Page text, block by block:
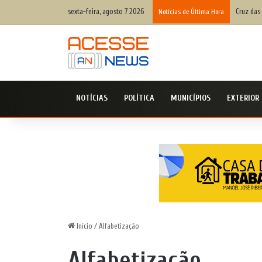
sexta-feira, agosto 7 2026 Notícias de Última Hora Cruz
NOTÍCIAS POLÍTICA MUNICÍPIOS EXTERIOR
Início / Alfabetização